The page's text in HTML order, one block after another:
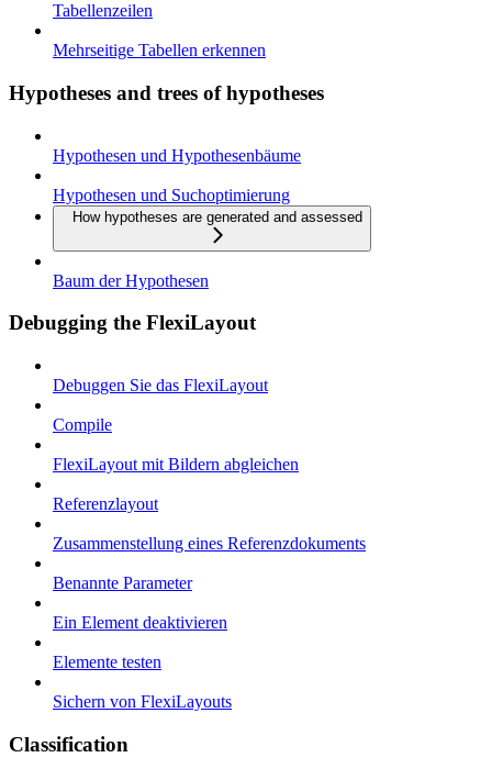
Tabellenzeilen
Mehrseitige Tabellen erkennen
Hypotheses and trees of hypotheses
Hypothesen und Hypothesenbäume
Hypothesen und Suchoptimierung
How hypotheses are generated and assessed
Baum der Hypothesen
Debugging the FlexiLayout
Debuggen Sie das FlexiLayout
Compile
FlexiLayout mit Bildern abgleichen
Referenzlayout
Zusammenstellung eines Referenzdokuments
Benannte Parameter
Ein Element deaktivieren
Elemente testen
Sichern von FlexiLayouts
Classification